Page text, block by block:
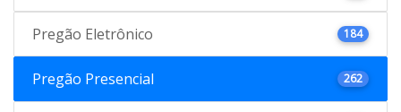
Pregão Eletrônico 184
Pregão Presencial 262